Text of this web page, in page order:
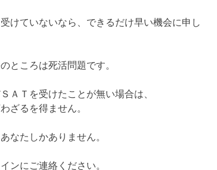
けていないなら、できるだけ早い機会に申し
ところは死活問題です。
ＡＴを受けたことが無い場合は、
ざるを得ません。
なたしかありません。
ンにご連絡ください。